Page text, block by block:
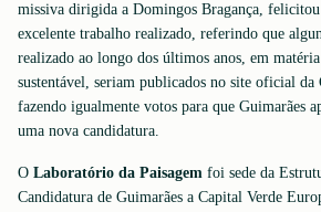
missiva dirigida a Domingos Bragança,
excelente trabalho realizado, referindo que
realizado ao longo dos últimos anos, em
sustentável, seriam publicados no site oficial da
fazendo igualmente votos para que Guimarães
uma nova candidatura.
O Laboratório da Paisagem foi sede da
Candidatura de Guimarães a Capital Verde